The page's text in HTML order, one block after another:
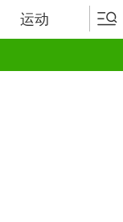
运动